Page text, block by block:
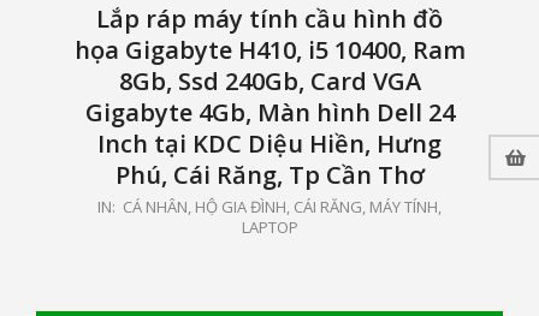
Lắp ráp máy tính cầu hình đồ
họa Gigabyte H410, i5 10400, Ram
8Gb, Ssd 240Gb, Card VGA
Gigabyte 4Gb, Màn hình Dell 24
Inch tại KDC Diệu Hiền, Hưng
Phú, Cái Răng, Tp Cần Thơ
2020-
IN: CÁ NHÂN, HỘ GIA ĐÌNH CÁI RĂNG MÁY TÍNH,
LAPTOP